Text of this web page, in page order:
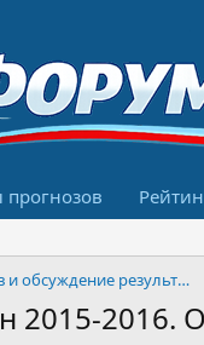
прогнозов
Конкурсы прогнозов и обсуждение результатов
2015-2016.